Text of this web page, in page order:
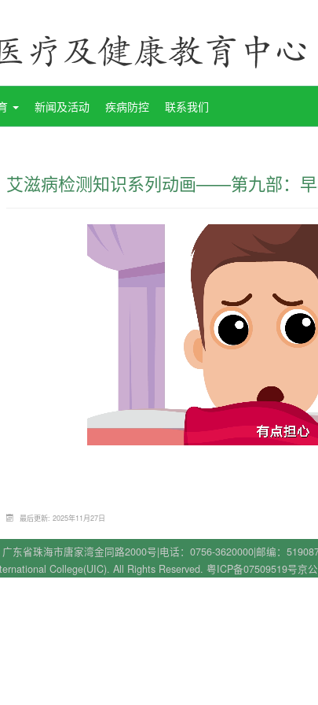
新闻及活动 疾病防控 联系我们
艾滋病检测知识系列动画——第九部：
最后更新: 2025年11月27日
东省珠海市唐家湾金同路2000号|电话：0756-3620000|邮编：
College(UIC). All Rights Reserved. 粤ICP备07509519号京